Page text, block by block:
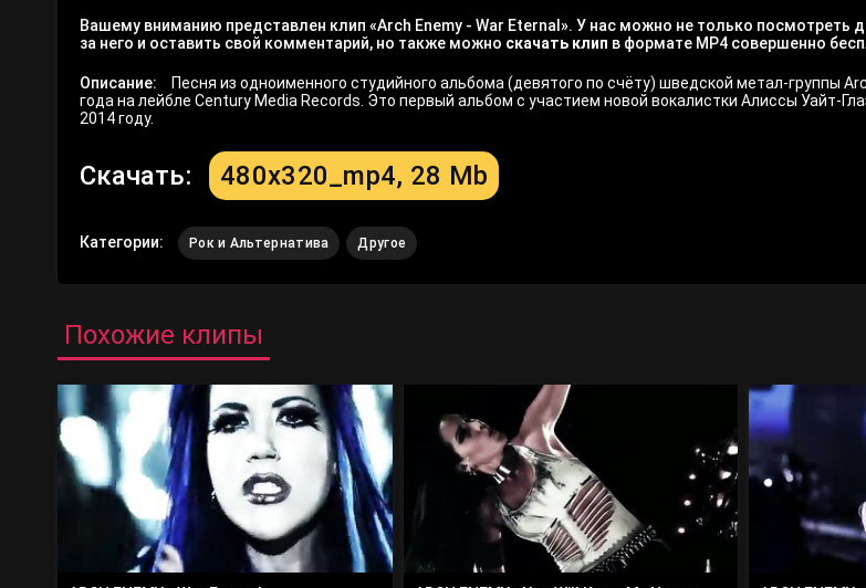
Вашему вниманию представлен клип «Arch Enemy - War Eternal». У нас можно не только посмотреть
за него и оставить свой комментарий, но также можно скачать клип в формате MP4 совершенно
Описание:
Песня из одноименного студийного альбома (девятого по счёту) шведской метал-группы
года на лейбле Century Media Records. Это первый альбом с участием новой вокалистки Алиссы Уайт-
2014 году.
Скачать: 480x320_mp4, 28 Mb
Категории: Рок и Альтернатива Другое
Похожие клипы